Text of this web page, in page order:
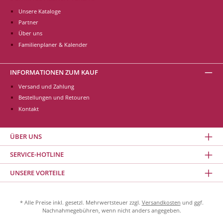
Unsere Kataloge
Partner
Über uns
Familienplaner & Kalender
INFORMATIONEN ZUM KAUF
Versand und Zahlung
Bestellungen und Retouren
Kontakt
ÜBER UNS
SERVICE-HOTLINE
UNSERE VORTEILE
* Alle Preise inkl. gesetzl. Mehrwertsteuer zzgl. Versandkosten und ggf.
Nachnahmegebühren, wenn nicht anders angegeben.